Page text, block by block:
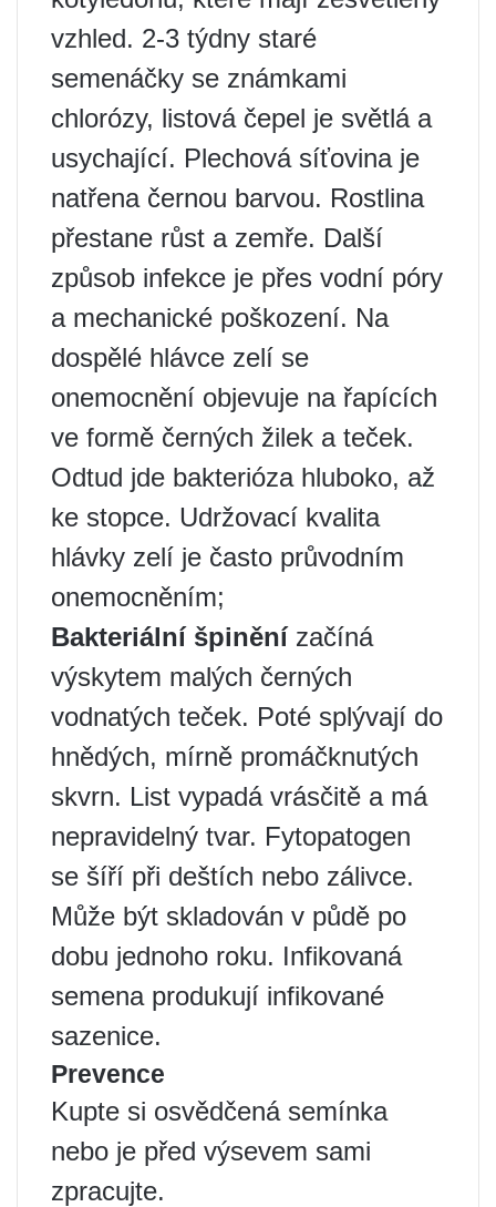
vzhled. 2-3 týdny staré
semenáčky se známkami
chlorózy, listová čepel je světlá a
usychající. Plechová síťovina je
natřena černou barvou. Rostlina
přestane růst a zemře. Další
způsob infekce je přes vodní póry
a mechanické poškození. Na
dospělé hlávce zelí se
onemocnění objevuje na řapících
ve formě černých žilek a teček.
Odtud jde bakterióza hluboko, až
ke stopce. Udržovací kvalita
hlávky zelí je často průvodním
onemocněním;
Bakteriální špiněnízačíná
výskytem malých černých
vodnatých teček. Poté splývají do
hnědých, mírně promáčknutých
skvrn. List vypadá vrásčitě a má
nepravidelný tvar. Fytopatogen
se šíří při deštích nebo zálivce.
Může být skladován v půdě po
dobu jednoho roku. Infikovaná
semena produkují infikované
sazenice.
Prevence
Kupte si osvědčená semínka
nebo je před výsevem sami
zpracujte.